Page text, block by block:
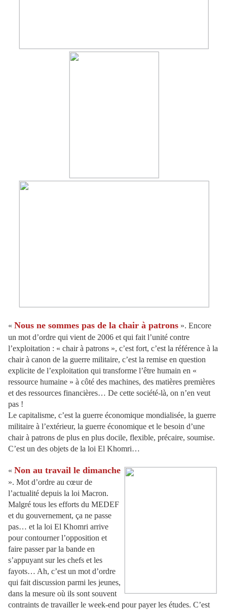
« Nous ne sommes pas de la chair à patrons ». Encore
un mot d’ordre qui vient de 2006 et qui fait l’unité contre
l’exploitation : « chair à patrons », c’est fort, c’est la référence à la
chair à canon de la guerre militaire, c’est la remise en question
explicite de l’exploitation qui transforme l’être humain en «
ressource humaine » à côté des machines, des matières premières
et des ressources financières… De cette société-là, on n’en veut
pas !
Le capitalisme, c’est la guerre économique mondialisée, la guerre
militaire à l’extérieur, la guerre économique et le besoin d’une
chair à patrons de plus en plus docile, flexible, précaire, soumise.
C’est un des objets de la loi El Khomri…
« Non au travail le dimanche
». Mot d’ordre au cœur de
l’actualité depuis la loi Macron.
Malgré tous les efforts du MEDEF
et du gouvernement, ça ne passe
pas… et la loi El Khomri arrive
pour contourner l’opposition et
faire passer par la bande en
s’appuyant sur les chefs et les
fayots… Ah, c’est un mot d’ordre
qui fait discussion parmi les jeunes,
dans la mesure où ils sont souvent
contraints de travailler le week-end pour payer les études. C’est